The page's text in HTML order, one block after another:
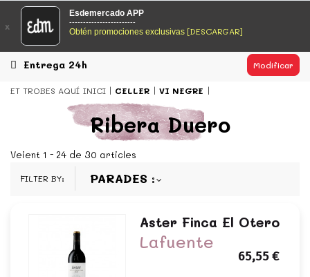
EsDeMercado.com
EsDeMercado.com te lleva a casa los mejores productos de
los mejores mercados de Barcelona y de productores
locales.
EsDeMercado.com
EsDeMercado.com te lleva a casa los mejores productos de
los mejores mercados de Barcelona y de productores
x
Esdemercado APP
------------------------
Obtén promociones exclusivas [DESCARGAR]
Entrega 24h Modificar
ET TROBES AQUÍ INICI CELLER VI NEGRE
Ribera Duero
Veient 1 - 24 de 30 articles
FILTER BY: PARADES
Aster Finca El Otero
Lafuente
65,55 €